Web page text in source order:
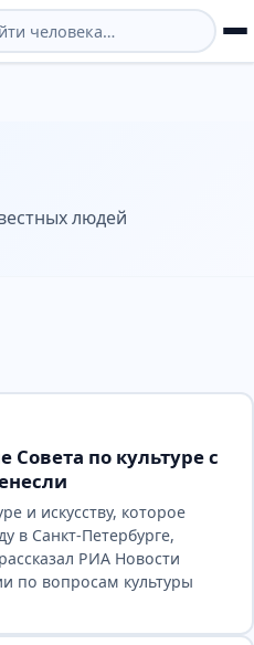
людей
Совета по культуре с
и искусству, которое
в Санкт-Петербурге,
РИА Новости
по вопросам культуры